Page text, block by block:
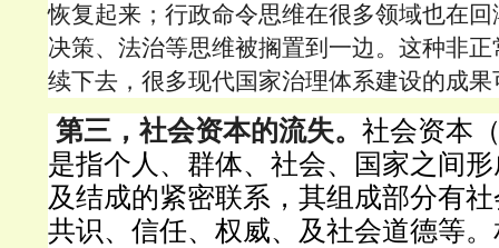
恢复起来；行政命令思维在很多领域也在
决策、法治等思维被搁置到一边。这种非
续下去，很多现代国家治理体系建设的成
第三，社会资本的流失。 社会资本
是指个人、群体、社会、国家之间
及结成的紧密联系，其组成部分有
共识、信任、权威、及社会道德等